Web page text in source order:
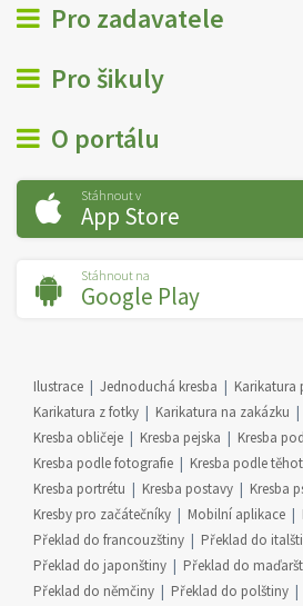
Pro zadavatele
Pro šikuly
O portálu
Stáhnout v
App Store
Stáhnout na
Google Play
Ilustrace Jednoduchá kresba Karikatura
Karikatura z fotky
Karikatura na zakázku
Kresba obličeje
Kresba pejska
Kresba
Kresba podle fotografie
Kresba podle
Kresba portrétu
Kresba postavy Kresba
Kresby pro začátečníky
Mobilní aplikace
Překlad do francouzštiny
Překlad do
Překlad do japonštiny
Překlad do
Překlad do němčiny
Překlad do polštiny